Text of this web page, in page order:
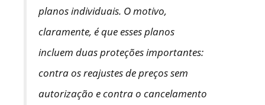
planos individuais. O motivo,
claramente, é que esses planos
incluem duas proteções importantes:
contra os reajustes de preços sem
autorização e contra o cancelamento